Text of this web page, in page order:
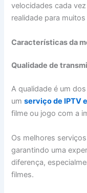
velocidades cada
realidade para
Características da
Qualidade de
A qualidade é um
umserviço de IPTV
filme ou jogo com a
Os melhores
garantindo uma
diferença,
filmes.